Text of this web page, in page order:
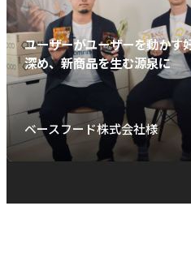
ユーザーがユーザーを動かす
深め、新商品を生む源泉に
ベースフード株式会社様